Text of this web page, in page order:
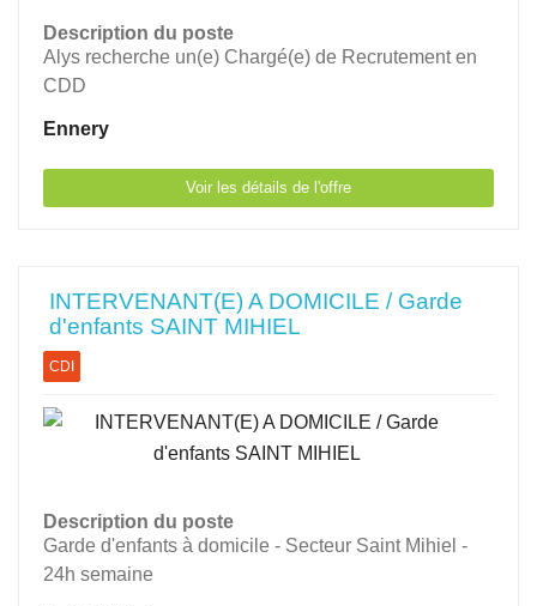
Description du poste
Alys recherche un(e) Chargé(e) de Recrutement en
CDD
Ennery
Voir les détails de l'offre
INTERVENANT(E) A DOMICILE / Garde
d'enfants SAINT MIHIEL
CDI
Description du poste
Garde d'enfants à domicile - Secteur Saint Mihiel -
24h semaine